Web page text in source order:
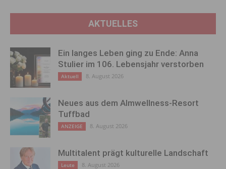
AKTUELLES
Ein langes Leben ging zu Ende: Anna
Stulier im 106. Lebensjahr verstorben
Aktuell 8. August 2026
Neues aus dem Almwellness-Resort
Tuffbad
ANZEIGE 8. August 2026
Multitalent prägt kulturelle Landschaft
Leute 8. August 2026